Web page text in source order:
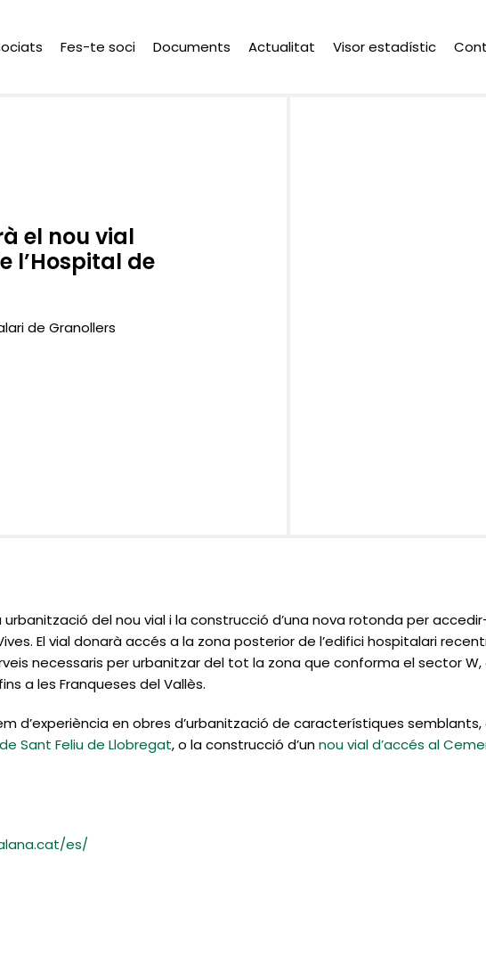
Fes-te soci Documents Actualitat Visor estadístic
el nou vial
l’Hospital de
de Granollers
urbanització del nou vial i la construcció d’una nova rotonda per
El vial donarà accés a la zona posterior de l’edifici hospitalari
necessaris per urbanitzar del tot la zona que conforma el sector W,
a les Franqueses del Vallès.
d’experiència en obres d’urbanització de característiques
Sant Feliu de Llobregat, o la construcció d’unnou vial d’accés al
es/